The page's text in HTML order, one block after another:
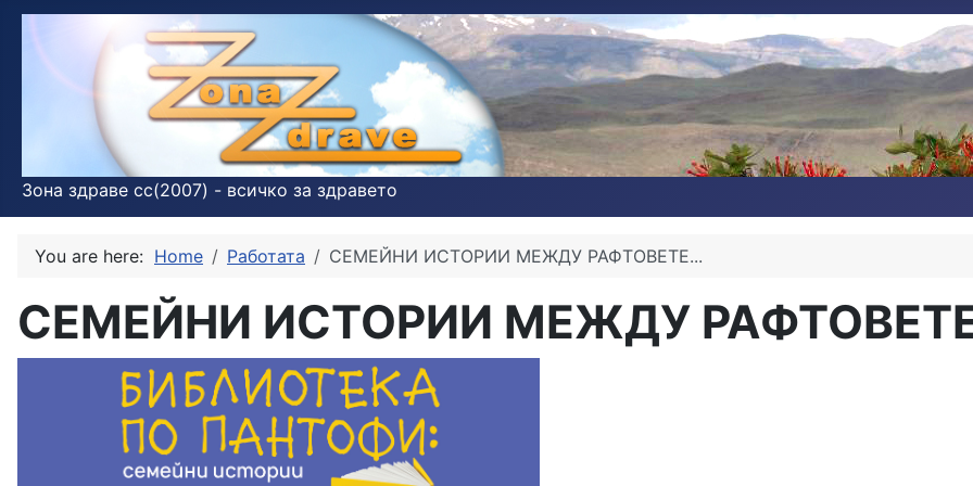
Зона здраве cc(2007) - всичко за здравето
You are here: Home Работата СЕМЕЙНИ ИСТОРИИ МЕЖДУ РАФТОВЕТЕ...
СЕМЕЙНИ ИСТОРИИ МЕЖДУ